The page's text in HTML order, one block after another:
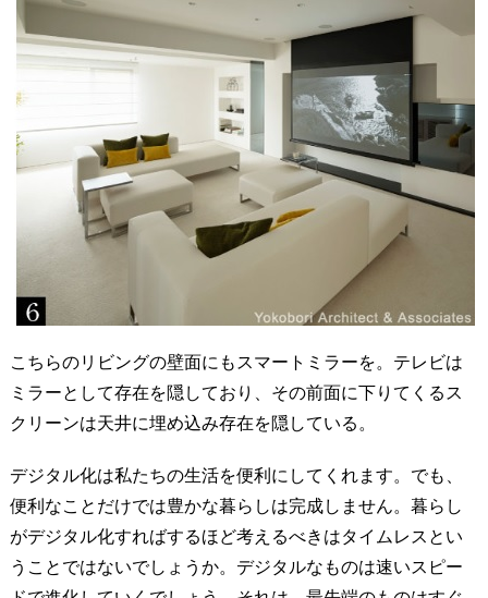
こちらのリビングの壁面にもスマートミラーを。テレビは
ミラーとして存在を隠しており、その前面に下りてくるス
クリーンは天井に埋め込み存在を隠している。
デジタル化は私たちの生活を便利にしてくれます。でも、
便利なことだけでは豊かな暮らしは完成しません。暮らし
がデジタル化すればするほど考えるべきはタイムレスとい
うことではないでしょうか。デジタルなものは速いスピー